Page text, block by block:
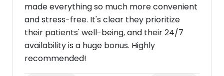
made everything so much more convenient
and stress-free. It's clear they prioritize
their patients' well-being, and their 24/7
availability is a huge bonus. Highly
recommended!